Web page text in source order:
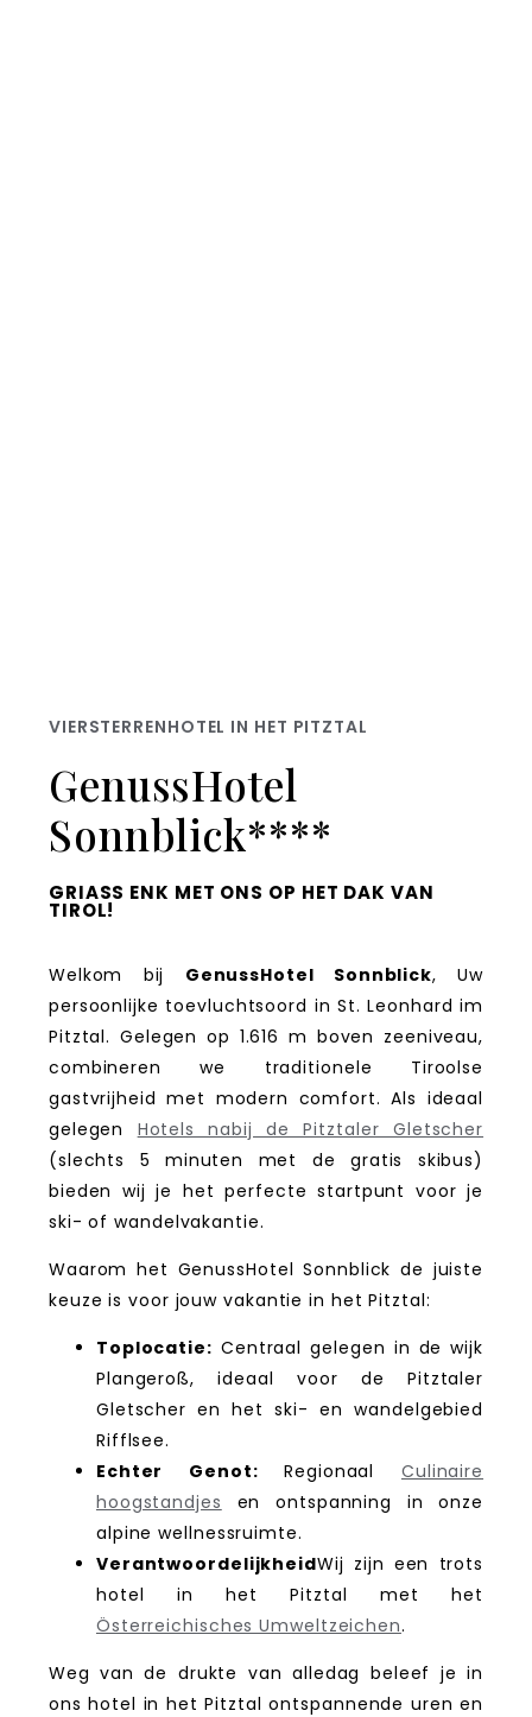
VIERSTERRENHOTEL IN HET PITZTAL
GenussHotel
Sonnblick****
GRIASS ENK MET ONS OP HET DAK VAN T
IROL!
Welkom bij GenussHotel Sonnblick, Uw
persoonlijke toevluchtsoord in St. Leonhard im
Pitztal. Gelegen op 1.616 m boven zeeniveau,
combineren we traditionele Tiroolse
gastvrijheid met modern comfort. Als ideaal
gelegen Hotels nabij de Pitztaler Gletscher
(slechts 5 minuten met de gratis skibus)
bieden wij je het perfecte startpunt voor je
ski- of wandelvakantie.
Waarom het GenussHotel Sonnblick de juiste
keuze is voor jouw vakantie in het Pitztal:
Toplocatie: Centraal gelegen in de wijk
Plangeroß, ideaal voor de Pitztaler
Gletscher en het ski- en wandelgebied
Rifflsee.
Echter Genot:Regionaal Culinaire
hoogstandjes en ontspanning in onze
alpine wellnessruimte.
VerantwoordelijkheidWij zijn een trots
hotel in het Pitztal met het
Österreichisches Umweltzeichen.
Weg van de drukte van alledag beleef je in
ons hotel in het Pitztal ontspannende uren en